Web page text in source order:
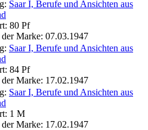
Saar I, Berufe und Ansichten aus
80 Pf
der Marke: 07.03.1947
Saar I, Berufe und Ansichten aus
84 Pf
der Marke: 17.02.1947
Saar I, Berufe und Ansichten aus
1 M
der Marke: 17.02.1947